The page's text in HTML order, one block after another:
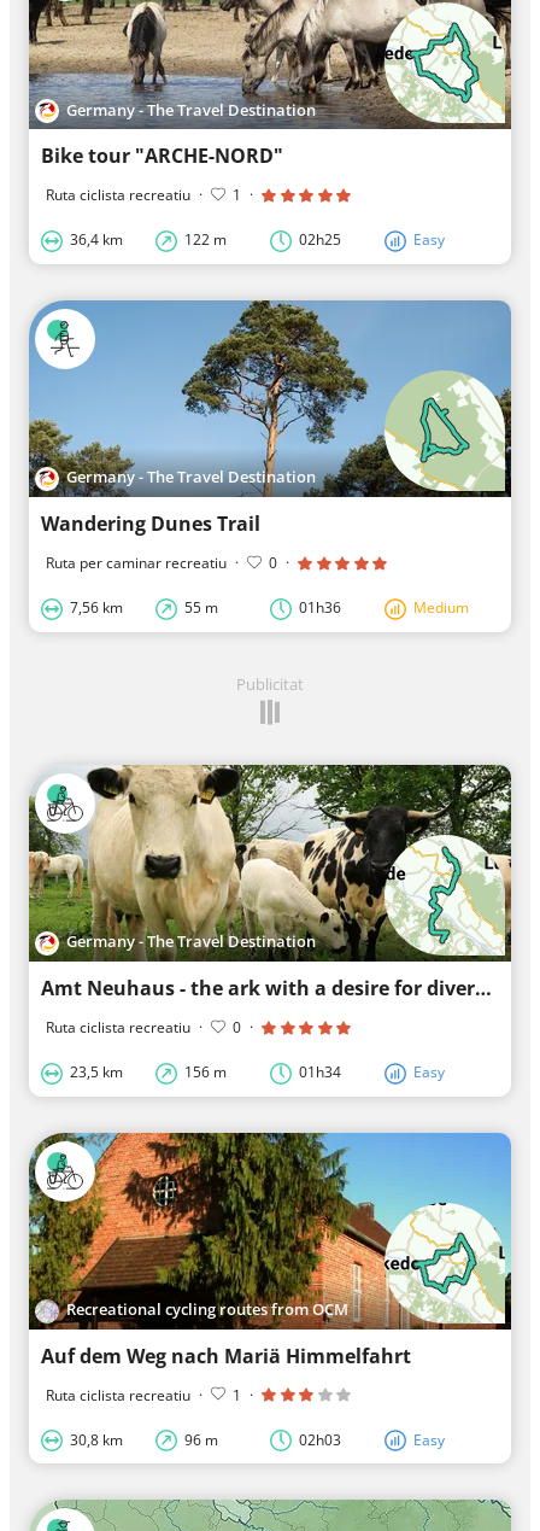
Germany - The Travel Destination
Bike tour "ARCHE-NORD"
Ruta ciclista recreatiu · 1 ·
36,4 km 122 m 02h25 Easy
Germany - The Travel Destination
Wandering Dunes Trail
Ruta per caminar recreatiu · 0 ·
7,56 km 55 m 01h36 Medium
Publicitat
Germany - The Travel Destination
Amt Neuhaus - the ark with a desire for diversity
Ruta ciclista recreatiu · 0 ·
23,5 km 156 m 01h34 Easy
Recreational cycling routes from OCM
Auf dem Weg nach Mariä Himmelfahrt
Ruta ciclista recreatiu · 1 ·
30,8 km 96 m 02h03 Easy